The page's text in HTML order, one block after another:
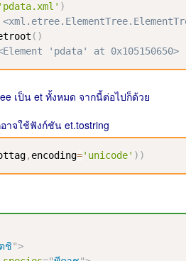
'pdata.xml' )
( )
'pdata' at 0x105150650>
เป็น et ทั้งหมด จากนี้ต่อไปก็ด้วย
าจใช้ฟังก์ชัน et.tostring
, encoding='unicode' ) )
ชิ">